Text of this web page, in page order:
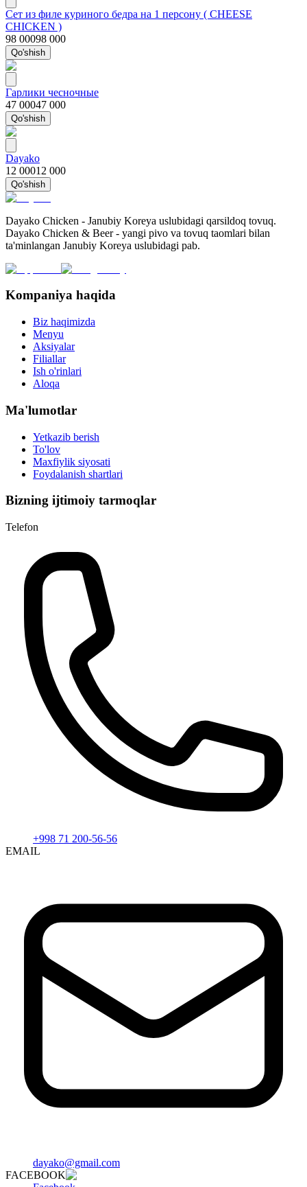
Сет из филе куриного бедра на 1 персону ( CHEESE
CHICKEN )
98 00098 000
Qo'shish
Гарлики чесночные
47 00047 000
Qo'shish
Dayako
12 00012 000
Qo'shish
Dayako Chicken - Janubiy Koreya uslubidagi qarsildoq tovuq.
Dayako Chicken & Beer - yangi pivo va tovuq taomlari bilan
ta'minlangan Janubiy Koreya uslubidagi pab.
Kompaniya haqida
Biz haqimizda
Menyu
Aksiyalar
Filiallar
Ish o'rinlari
Aloqa
Ma'lumotlar
Yetkazib berish
To'lov
Maxfiylik siyosati
Foydalanish shartlari
Bizning ijtimoiy tarmoqlar
Telefon
+998 71 200-56-56
EMAIL
dayako@gmail.com
FACEBOOK